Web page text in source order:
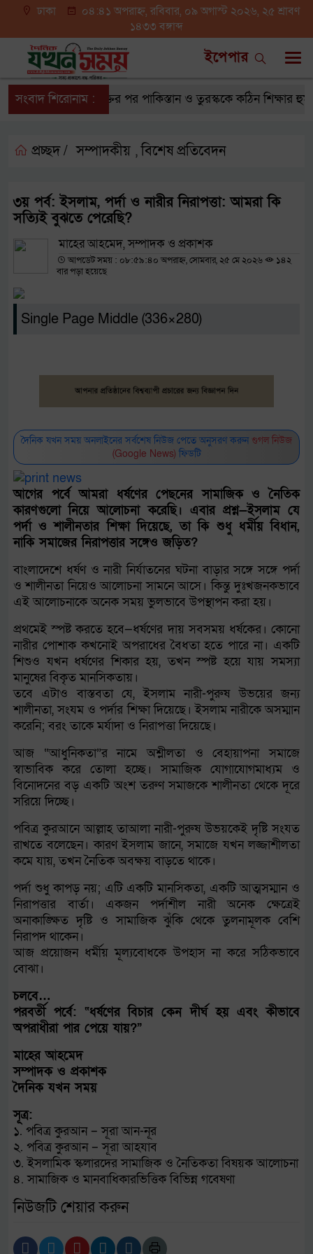
ঢাকা
০৪:৪১ অপরাহ্ন, রবিবার, ০৯ অগাস্ট ২০২৬, ২৫ শ্রাবণ
১৪৩৩ বঙ্গাব্দ
ইপেপার
সংবাদ শিরোনাম :মক্কা চুক্তির পর পাকিস্তান ও তুরস্ককে কঠিন শিক্ষার
প্রচ্ছদ / সম্পাদকীয় ,বিশেষ প্রতিবেদন
৩য় পর্ব: ইসলাম, পর্দা ও নারীর নিরাপত্তা: আমরা কি
সত্যিই বুঝতে পেরেছি?
মাহের আহমেদ, সম্পাদক ও প্রকাশক
আপডেট সময় : ০৮:৫৯:৪০ অপরাহ্ন, সোমবার, ২৫ মে ২০২৬
১৪২
বার পড়া হয়েছে
Single Page Middle (336×280)
দৈনিক যখন সময় অনলাইনের সর্বশেষ নিউজ পেতে অনুসরণ করুন গুগল নিউজ
(Google News) ফিডটি
আগের পর্বে আমরা ধর্ষণের পেছনের সামাজিক ও নৈতিক
কারণগুলো নিয়ে আলোচনা করেছি। এবার প্রশ্ন—ইসলাম যে
পর্দা ও শালীনতার শিক্ষা দিয়েছে, তা কি শুধু ধর্মীয় বিধান,
নাকি সমাজের নিরাপত্তার সঙ্গেও জড়িত?
বাংলাদেশে ধর্ষণ ও নারী নির্যাতনের ঘটনা বাড়ার সঙ্গে সঙ্গে পর্দা
ও শালীনতা নিয়েও আলোচনা সামনে আসে। কিন্তু দুঃখজনকভাবে
এই আলোচনাকে অনেক সময় ভুলভাবে উপস্থাপন করা হয়।
প্রথমেই স্পষ্ট করতে হবে—ধর্ষণের দায় সবসময় ধর্ষকের। কোনো
নারীর পোশাক কখনোই অপরাধের বৈধতা হতে পারে না। একটি
শিশুও যখন ধর্ষণের শিকার হয়, তখন স্পষ্ট হয়ে যায় সমস্যা
মানুষের বিকৃত মানসিকতায়।
তবে এটাও বাস্তবতা যে, ইসলাম নারী-পুরুষ উভয়ের জন্য
শালীনতা, সংযম ও পর্দার শিক্ষা দিয়েছে। ইসলাম নারীকে অসম্মান
করেনি; বরং তাকে মর্যাদা ও নিরাপত্তা দিয়েছে।
আজ “আধুনিকতা”র নামে অশ্লীলতা ও বেহায়াপনা সমাজে
স্বাভাবিক করে তোলা হচ্ছে। সামাজিক যোগাযোগমাধ্যম ও
বিনোদনের বড় একটি অংশ তরুণ সমাজকে শালীনতা থেকে দূরে
সরিয়ে দিচ্ছে।
পবিত্র কুরআনে আল্লাহ তাআলা নারী-পুরুষ উভয়কেই দৃষ্টি সংযত
রাখতে বলেছেন। কারণ ইসলাম জানে, সমাজে যখন লজ্জাশীলতা
কমে যায়, তখন নৈতিক অবক্ষয় বাড়তে থাকে।
পর্দা শুধু কাপড় নয়; এটি একটি মানসিকতা, একটি আত্মসম্মান ও
নিরাপত্তার বার্তা। একজন পর্দাশীল নারী অনেক ক্ষেত্রেই
অনাকাঙ্ক্ষিত দৃষ্টি ও সামাজিক ঝুঁকি থেকে তুলনামূলক বেশি
নিরাপদ থাকেন।
আজ প্রয়োজন ধর্মীয় মূল্যবোধকে উপহাস না করে সঠিকভাবে
বোঝা।
চলবে…
পরবর্তী পর্বে: “ধর্ষণের বিচার কেন দীর্ঘ হয় এবং কীভাবে
অপরাধীরা পার পেয়ে যায়?”
মাহের আহমেদ
সম্পাদক ও প্রকাশক
দৈনিক যখন সময়
সূত্র:
১. পবিত্র কুরআন – সূরা আন-নূর
২. পবিত্র কুরআন – সূরা আহযাব
৩. ইসলামিক স্কলারদের সামাজিক ও নৈতিকতা বিষয়ক আলোচনা
৪. সামাজিক ও মানবাধিকারভিত্তিক বিভিন্ন গবেষণা
নিউজটি শেয়ার করুন